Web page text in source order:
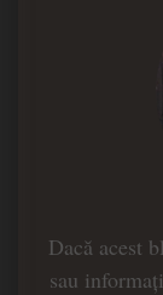
Dacă acest
sau